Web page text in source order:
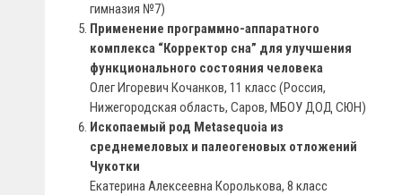
гимназия №7)
Применение программно-аппаратного
комплекса “Корректор сна” для улучшения
функционального состояния человека
Олег Игоревич Кочанков, 11 класс (Россия,
Нижегородская область, Саров, МБОУ ДОД СЮН)
Ископаемый род Metasequoia из
среднемеловых и палеогеновых отложений
Чукотки
Екатерина Алексеевна Королькова, 8 класс